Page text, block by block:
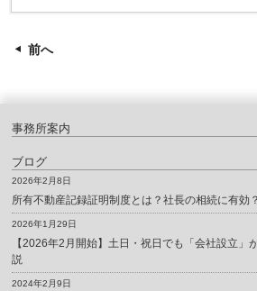
前へ
事務所案内
ブログ
2026年2月8日
所有不動産記録証明制度とは？社長の相続に有効？
2026年1月29日
【2026年2月開始】土日・祝日でも「会社設立」
説
2024年2月9日